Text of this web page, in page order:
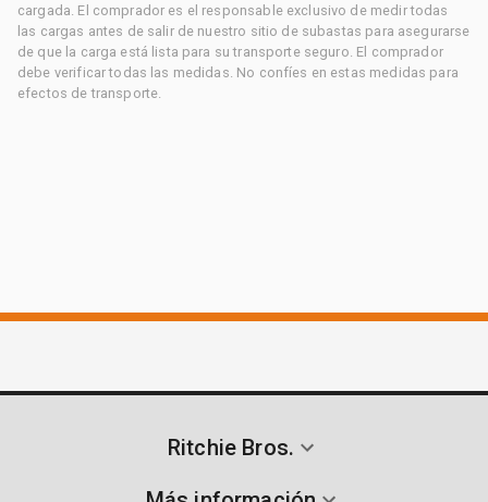
cargada. El comprador es el responsable exclusivo de medir todas
las cargas antes de salir de nuestro sitio de subastas para asegurarse
de que la carga está lista para su transporte seguro. El comprador
debe verificar todas las medidas. No confíes en estas medidas para
efectos de transporte.
Ritchie Bros.